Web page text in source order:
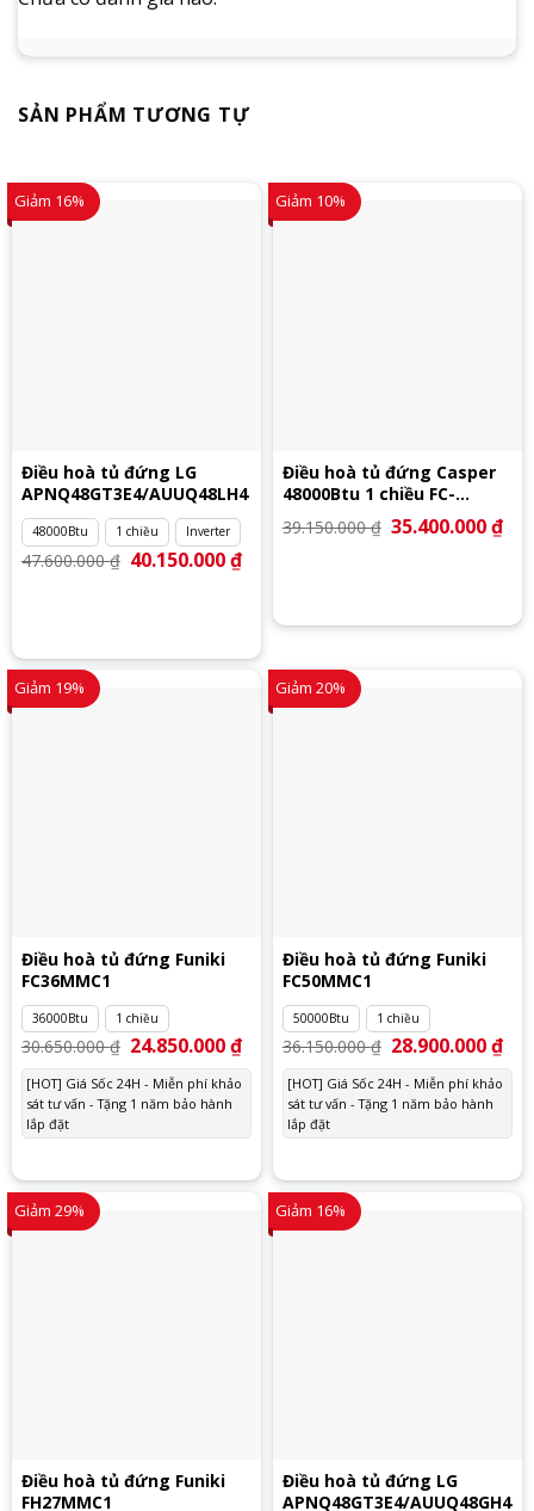
SẢN PHẨM TƯƠNG TỰ
Giảm 16%
Điều hoà tủ đứng LG
APNQ48GT3E4/AUUQ48LH4
48000Btu 1 chiều Inverter
47.600.000₫ Giá
gốc
40.150.000₫Giá
40.150.000 ₫.
Giảm 10%
Điều hoà tủ đứng Casper
48000Btu 1 chiều FC-
39.150.000₫ Giá
gốc
35.400.000₫Giá
Giảm 19%
Điều hoà tủ đứng Funiki
FC36MMC1
36000Btu 1 chiều
30.650.000₫ Giá
gốc
là:
30.650.000 ₫.
24.850.000₫Giá
tại
24.850.000 ₫.
[HOT] Giá Sốc 24H - Miễn phí khảo
sát tư vấn - Tặng 1 năm bảo hành
lắp đặt
Giảm 20%
Điều hoà tủ đứng Funiki
FC50MMC1
50000Btu 1 chiều
36.150.000₫ Giá
gốc
là:
36.150.000 ₫.
28.900.000₫Giá
tại
[HOT] Giá Sốc 24H - Miễn phí khảo
sát tư vấn - Tặng 1 năm bảo hành
lắp đặt
Giảm 29%
Điều hoà tủ đứng Funiki
FH27MMC1
Giảm 16%
Điều hoà tủ đứng LG
APNQ48GT3E4/AUUQ48GH4